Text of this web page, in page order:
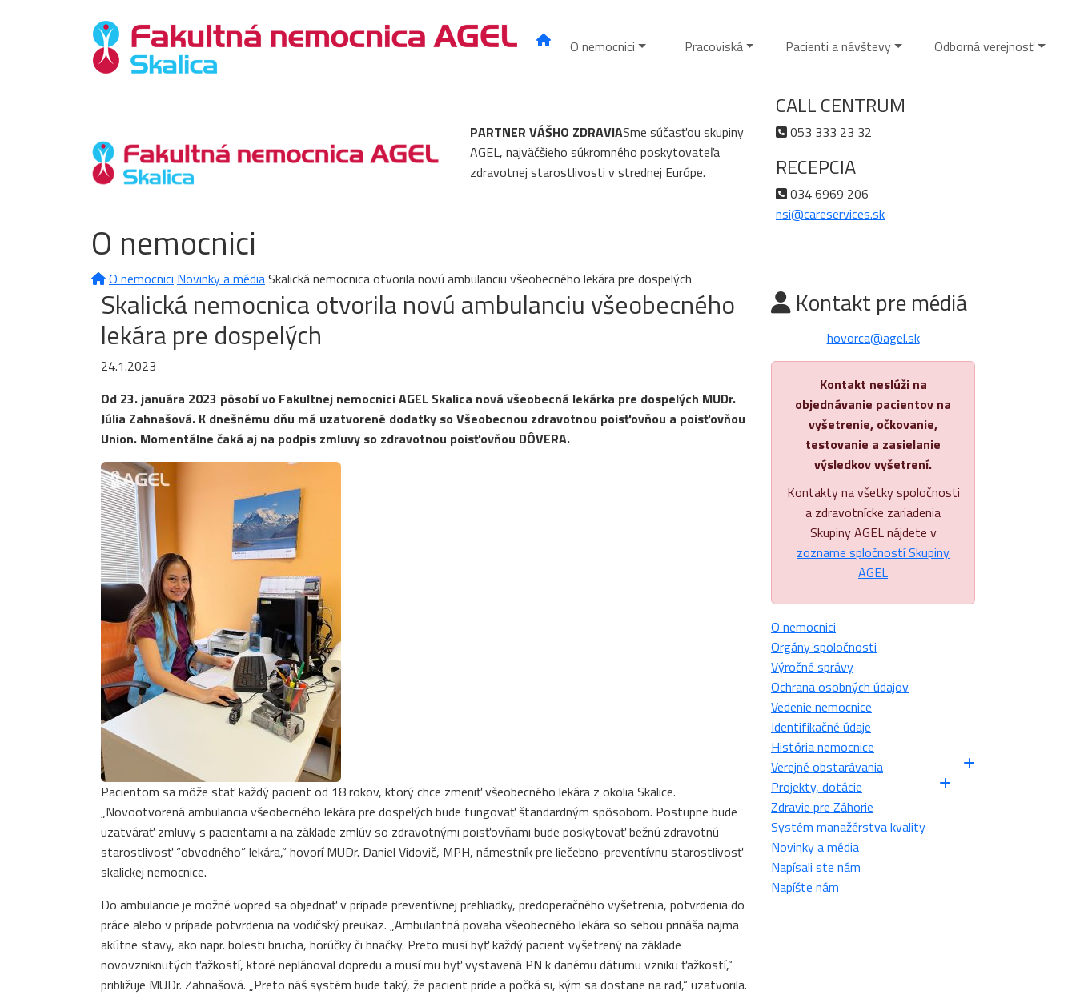
O nemocnici Pracoviská Pacienti a návštevy Odborná verejnosť
PARTNER VÁŠHO ZDRAVIASme súčasťou skupiny
AGEL, najväčšieho súkromného poskytovateľa
zdravotnej starostlivosti v strednej Európe.
CALL CENTRUM
053 333 23 32
RECEPCIA
034 6969 206
nsi@careservices.sk
O nemocnici
O nemocnici Novinky a médiaSkalická nemocnica otvorila novú ambulanciu všeobecného lekára pre dospelých
Skalická nemocnica otvorila novú ambulanciu všeobecného
lekára pre dospelých
24.1.2023
Od 23. januára 2023 pôsobí vo Fakultnej nemocnici AGEL Skalica nová všeobecná lekárka pre dospelých MUDr.
Júlia Zahnašová. K dnešnému dňu má uzatvorené dodatky so Všeobecnou zdravotnou poisťovňou a poisťovňou
Union. Momentálne čaká aj na podpis zmluvy so zdravotnou poisťovňou DÔVERA.
Pacientom sa môže stať každý pacient od 18 rokov, ktorý chce zmeniť všeobecného lekára z okolia Skalice.
„Novootvorená ambulancia všeobecného lekára pre dospelých bude fungovať štandardným spôsobom. Postupne bude
uzatvárať zmluvy s pacientami a na základe zmlúv so zdravotnými poisťovňami bude poskytovať bežnú zdravotnú
starostlivosť “obvodného” lekára,“ hovorí MUDr. Daniel Vidovič, MPH, námestník pre liečebno-preventívnu starostlivosť
skalickej nemocnice.
Do ambulancie je možné vopred sa objednať v prípade preventívnej prehliadky, predoperačného vyšetrenia, potvrdenia do
práce alebo v prípade potvrdenia na vodičský preukaz. „Ambulantná povaha všeobecného lekára so sebou prináša najmä
akútne stavy, ako napr. bolesti brucha, horúčky či hnačky. Preto musí byť každý pacient vyšetrený na základe
novovzniknutých ťažkostí, ktoré neplánoval dopredu a musí mu byť vystavená PN k danému dátumu vzniku ťažkostí,“
približuje MUDr. Zahnašová. „Preto náš systém bude taký, že pacient príde a počká si, kým sa dostane na rad,“ uzatvorila.
Kontakt pre médiá
hovorca@agel.sk
Kontakt neslúži na
objednávanie pacientov na
vyšetrenie, očkovanie,
testovanie a zasielanie
výsledkov vyšetrení.
Kontakty na všetky spoločnosti
a zdravotnícke zariadenia
Skupiny AGEL nájdete v
zozname spločností Skupiny
AGEL
O nemocnici
Orgány spoločnosti
Výročné správy
Ochrana osobných údajov
Vedenie nemocnice
Identifikačné údaje
História nemocnice
Verejné obstarávania
Projekty, dotácie
Zdravie pre Záhorie
Systém manažérstva kvality
Novinky a média
Napísali ste nám
Napíšte nám